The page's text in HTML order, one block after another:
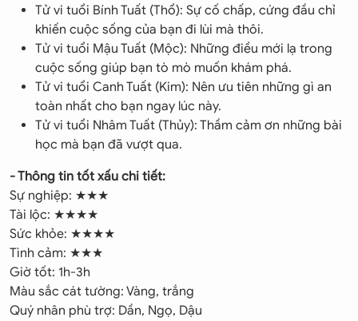
Tử vi tuổi Bính Tuất (Thổ): Sự cố chấp, cứng đầu chỉ
khiến cuộc sống của bạn đi lùi mà thôi.
Tử vi tuổi Mậu Tuất (Mộc): Những điều mới lạ trong
cuộc sống giúp bạn tò mò muốn khám phá.
Tử vi tuổi Canh Tuất (Kim): Nên ưu tiên những gì an
toàn nhất cho bạn ngay lúc này.
Tử vi tuổi Nhâm Tuất (Thủy): Thầm cảm ơn những bài
học mà bạn đã vượt qua.
- Thông tin tốt xấu chi tiết:
Sự nghiệp: ★★★
Tài lộc: ★★★★
Sức khỏe: ★★★★
Tình cảm: ★★★
Giờ tốt: 1h-3h
Màu sắc cát tường: Vàng, trắng
Quý nhân phù trợ: Dần, Ngọ, Dậu